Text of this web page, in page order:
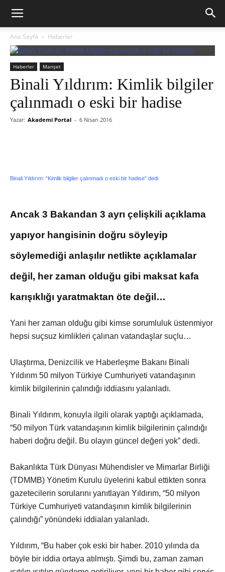
Ana Sayfa Haberler
Haberler Manşet
Binali Yıldırım: Kimlik bilgiler
çalınmadı o eski bir hadise
Yazar: Akademi Portal - 6 Nisan 2016
Binali Yıldırım: “Kimlik bilgiler çalınmadı o eski bir hadise” dedi
Ancak 3 Bakandan 3 ayrı çelişkili açıklama
yapıyor hangisinin doğru söyleyip
söylemediği anlaşılır netlikte açıklamalar
değil, her zaman olduğu gibi maksat kafa
karışıklığı yaratmaktan öte değil…
Yani her zaman olduğu gibi kimse sorumluluk üstenmiyor
hepsi suçsuz kimlikleri çalınan vatandaşlar suçlu…
Ulaştırma, Denizcilik ve Haberleşme Bakanı Binali
Yıldırım 50 milyon Türkiye Cumhuriyeti vatandaşının
kimlik bilgilerinin çalındığı iddiasını yalanladı.
Binali Yıldırım, konuyla ilgili olarak yaptığı açıklamada,
“50 milyon Türk vatandaşının kimlik bilgilerinin çalındığı
haberi doğru değil. Bu olayın güncel değeri yok” dedi.
Bakanlıkta Türk Dünyası Mühendisler ve Mimarlar Birliği
(TDMMB) Yönetim Kurulu üyelerini kabul ettikten sonra
gazetecilerin sorularını yanıtlayan Yıldırım, “50 milyon
Türkiye Cumhuriyeti vatandaşının kimlik bilgilerinin
çalındığı” yönündeki iddiaları yalanladı.
Yıldırım, “Bu haber çok eski bir haber. 2010 yılında da
böyle bir iddia ortaya atılmıştı. Şimdi bu, zaman zaman